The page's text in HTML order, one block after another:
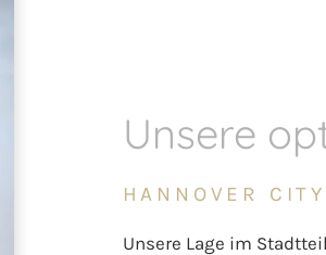
Unsere
HANNOVER
Unsere Lage im